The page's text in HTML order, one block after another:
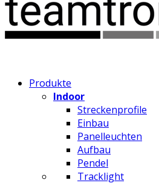
Produkte
Indoor
Streckenprofile
Einbau
Panelleuchten
Aufbau
Pendel
Tracklight